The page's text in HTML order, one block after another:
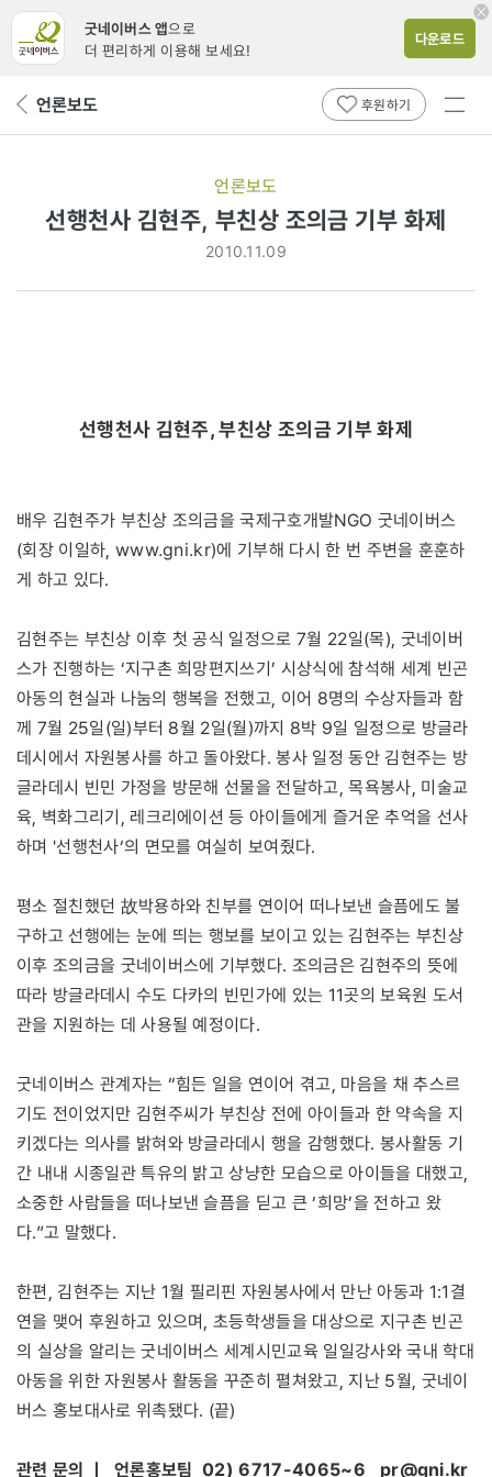
굿네이버스 앱으로
더 편리하게 이용해 보세요!
다운로드
뒤 언론보도 후원하기
전체
언론보도
선행천사 김현주, 부친상 조의금 기부 화제
2010.11.09
선행천사 김현주, 부친상 조의금 기부 화제
배우 김현주가 부친상 조의금을 국제구호개발NGO 굿네이버스
(회장 이일하, www.gni.kr)에 기부해 다시 한 번 주변을 훈훈하
게 하고 있다.
김현주는 부친상 이후 첫 공식 일정으로 7월 22일(목), 굿네이버
스가 진행하는 ‘지구촌 희망편지쓰기’ 시상식에 참석해 세계 빈곤
아동의 현실과 나눔의 행복을 전했고, 이어 8명의 수상자들과 함
께 7월 25일(일)부터 8월 2일(월)까지 8박 9일 일정으로 방글라
데시에서 자원봉사를 하고 돌아왔다. 봉사 일정 동안 김현주는 방
글라데시 빈민 가정을 방문해 선물을 전달하고, 목욕봉사, 미술교
육, 벽화그리기, 레크리에이션 등 아이들에게 즐거운 추억을 선사
하며 '선행천사‘의 면모를 여실히 보여줬다.
평소 절친했던 故박용하와 친부를 연이어 떠나보낸 슬픔에도 불
구하고 선행에는 눈에 띄는 행보를 보이고 있는 김현주는 부친상
이후 조의금을 굿네이버스에 기부했다. 조의금은 김현주의 뜻에
따라 방글라데시 수도 다카의 빈민가에 있는 11곳의 보육원 도서
관을 지원하는 데 사용될 예정이다.
굿네이버스 관계자는 “힘든 일을 연이어 겪고, 마음을 채 추스르
기도 전이었지만 김현주씨가 부친상 전에 아이들과 한 약속을 지
키겠다는 의사를 밝혀와 방글라데시 행을 감행했다. 봉사활동 기
간 내내 시종일관 특유의 밝고 상냥한 모습으로 아이들을 대했고,
소중한 사람들을 떠나보낸 슬픔을 딛고 큰 ‘희망’을 전하고 왔
다.”고 말했다.
한편, 김현주는 지난 1월 필리핀 자원봉사에서 만난 아동과 1:1결
연을 맺어 후원하고 있으며, 초등학생들을 대상으로 지구촌 빈곤
의 실상을 알리는 굿네이버스 세계시민교육 일일강사와 국내 학대
아동을 위한 자원봉사 활동을 꾸준히 펼쳐왔고, 지난 5월, 굿네이
버스 홍보대사로 위촉됐다. (끝)
관련 문의 ㅣ 언론홍보팀 02) 6717-4065~6 pr@gni.kr